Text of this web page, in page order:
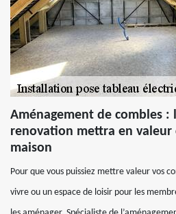
Aménagement de combles :
renovation mettra en valeur
maison
Pour que vous puissiez mettre valeur vos
vivre ou un espace de loisir pour les